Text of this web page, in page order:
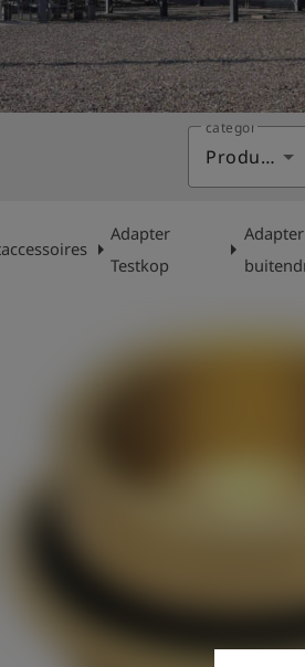
categorie
Producten
arrow_right
Adapter
Testkop
arrow_right